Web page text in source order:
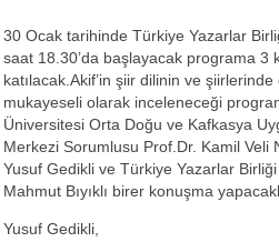
30 Ocak tarihinde Türkiye Yazarlar
saat 18.30’da başlayacak programa 3
katılacak.Akif’in şiir dilinin ve
mukayeseli olarak inceleneceği
Üniversitesi Orta Doğu ve Kafkasya
Merkezi Sorumlusu Prof.Dr. Kamil Veli
Yusuf Gedikli ve Türkiye Yazarlar
Mahmut Bıyıklı birer konuşma
Yusuf Gedikli,